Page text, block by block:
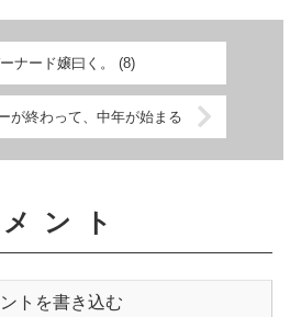
ナード嬢曰く。 (8)
が終わって、中年が始まる
ント
トを書き込む